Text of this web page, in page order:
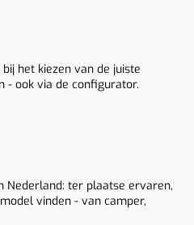
het kiezen van de juiste
- ook via de configurator.
Nederland: ter plaatse ervaren,
vinden - van camper,